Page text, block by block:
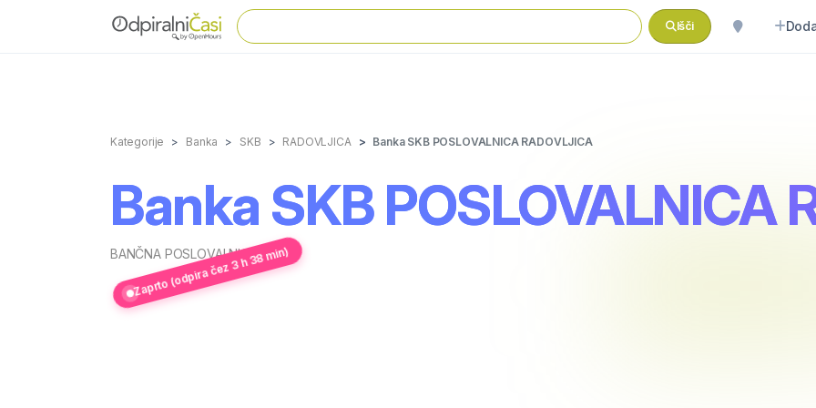
Išči
Kategorije Banka SKB RADOVLJICA Banka SKB POSLOVALNICA RADOVLJICA
Banka SKB POSLOVALNICA
BANČNA POSLOVALNICA
Zaprto (odpira čez 3 h 38 min)